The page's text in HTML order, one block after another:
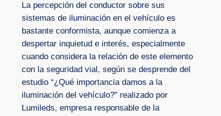
La percepción del conductor sobre sus
sistemas de iluminación en el vehículo es
bastante conformista, aunque comienza a
despertar inquietud e interés, especialmente
cuando considera la relación de este elemento
con la seguridad vial, según se desprende del
estudio “¿Qué importancia damos a la
iluminación del vehículo?” realizado por
Lumileds, empresa responsable de la